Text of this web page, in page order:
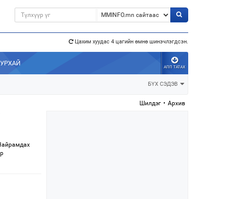
Цахим хуудас 4 цагийн өмнө шинэчлэгдсэн.
АПП ТАТАХ
БҮХ СЭДЭВ
Шилдэг • Архив